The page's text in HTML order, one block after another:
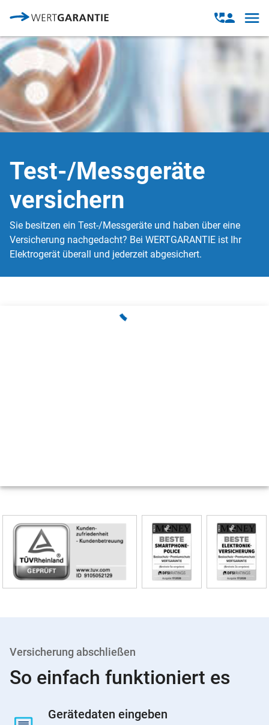
Open
modal
Open
Test-/Messgeräte
versichern
Sie besitzen ein Test-/Messgeräte und haben über eine
Versicherung nachgedacht? Bei WERTGARANTIE ist Ihr
Elektrogerät überall und jederzeit abgesichert.
Skip
Siegel
Versicherung abschließen
So einfach funktioniert es
Gerätedaten eingeben